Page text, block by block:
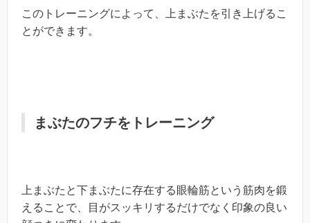
このトレーニングによって、上まぶたを引き上げるこ
とができます。
まぶたのフチをトレーニング
上まぶたと下まぶたに存在する眼輪筋という筋肉を鍛
えることで、目がスッキリするだけでなく印象の良い